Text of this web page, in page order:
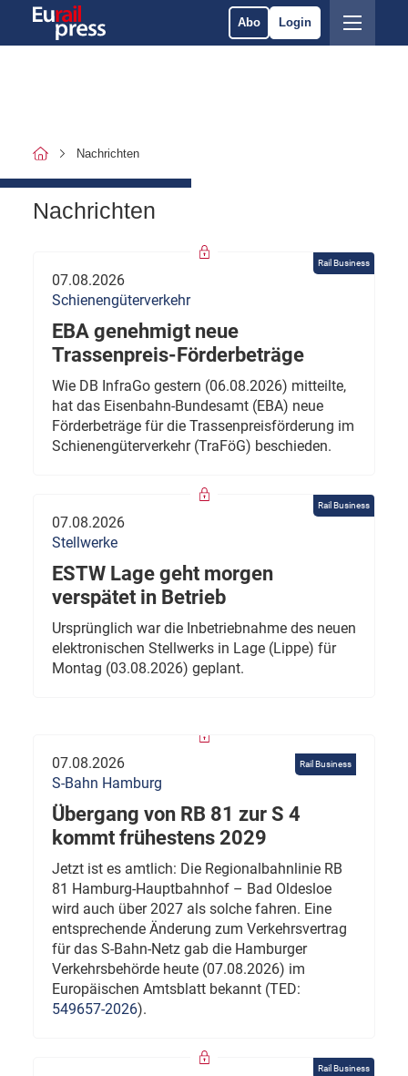
Abo Login
Nachrichten
Nachrichten
Rail Business
07.08.2026
Schienengüterverkehr
EBA genehmigt neue
Trassenpreis-Förderbeträge
Wie DB InfraGo gestern (06.08.2026) mitteilte,
hat das Eisenbahn-Bundesamt (EBA) neue
Förderbeträge für die Trassenpreisförderung im
Schienengüterverkehr (TraFöG) beschieden.
Rail Business
07.08.2026
Stellwerke
ESTW Lage geht morgen
verspätet in Betrieb
Ursprünglich war die Inbetriebnahme des neuen
elektronischen Stellwerks in Lage (Lippe) für
Montag (03.08.2026) geplant.
Rail Business
07.08.2026
S-Bahn Hamburg
Übergang von RB 81 zur S 4
kommt frühestens 2029
Jetzt ist es amtlich: Die Regionalbahnlinie RB
81 Hamburg-Hauptbahnhof – Bad Oldesloe
wird auch über 2027 als solche fahren. Eine
entsprechende Änderung zum Verkehrsvertrag
für das S-Bahn-Netz gab die Hamburger
Verkehrsbehörde heute (07.08.2026) im
Europäischen Amtsblatt bekannt (TED:
549657-2026).
Rail Business